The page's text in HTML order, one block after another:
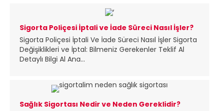
Sigorta Poliçesi İptali ve İade Süreci Nasıl İşler?
Sigorta Poliçesi İptali Ve İade Süreci Nasıl İşler Sigorta
Değişiklikleri ve İptal: Bilmeniz Gerekenler Teklif Al
Detaylı Bilgi Al Ana...
Sağlık Sigortası Nedir ve Neden Gereklidir?